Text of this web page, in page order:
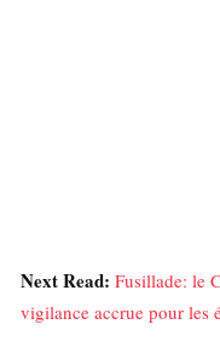
Next Read: Fusillade: le
vigilance accrue pour les